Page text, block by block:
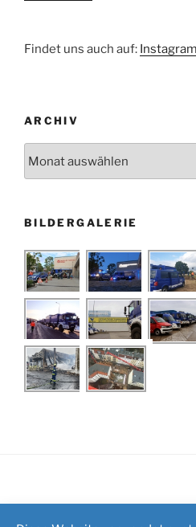
Tür
Findet uns auch auf: Instagram
ARCHIV
BILDERGALERIE